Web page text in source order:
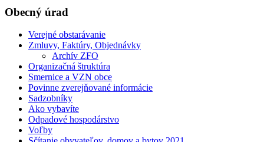
Obecný úrad
Verejné obstarávanie
Zmluvy, Faktúry, Objednávky
Archív ZFO
Organizačná štruktúra
Smernice a VZN obce
Povinne zverejňované informácie
Sadzobníky
Ako vybavíte
Odpadové hospodárstvo
Voľby